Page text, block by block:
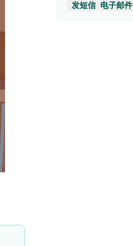
发短信 电子邮件